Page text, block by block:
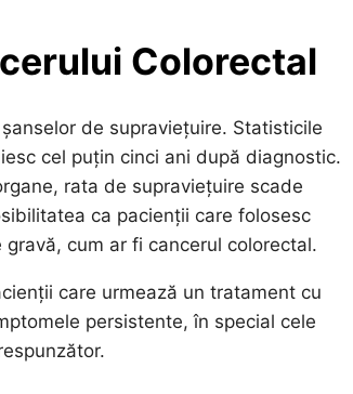
Colorectal
de supraviețuire. Statisticile
cel puțin cinci ani după diagnostic.
rata de supraviețuire scade
ca pacienții care folosesc
cum ar fi cancerul colorectal.
care urmează un tratament cu
persistente, în special cele